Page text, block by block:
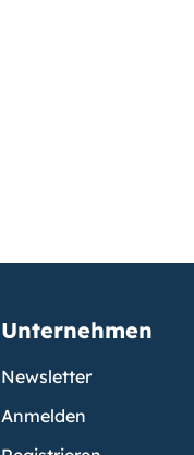
Unternehmen
Newsletter
Anmelden